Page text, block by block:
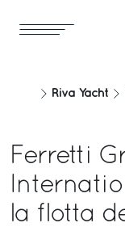
Riva Yacht
Ferretti
la flotta